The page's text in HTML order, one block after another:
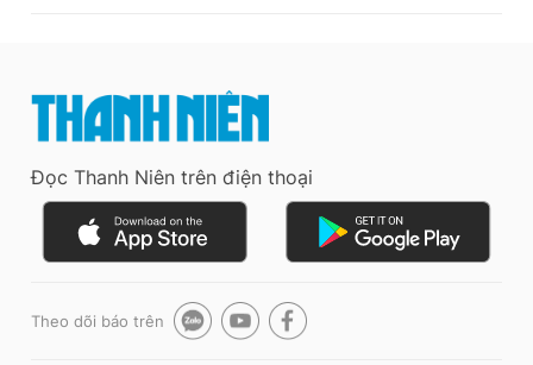
Đọc Thanh Niên trên điện thoại
Theo dõi báo trên